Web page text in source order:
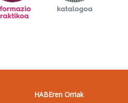
HABEren Orriak